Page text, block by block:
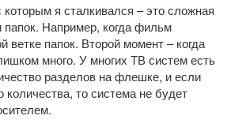
я сталкивался – это сложная
папок. Например, когда фильм
ветке папок. Второй момент – когда
много. У многих ТВ систем есть
разделов на флешке, и если
количества, то система не будет